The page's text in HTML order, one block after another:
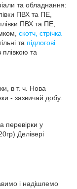
та обладнання:
ПВХ та ПЕ,
ПВХ та ПЕ,
скотч, стрічка
та підлогові
плівкою та
в т. ч. Нова
- зазвичай добу.
перевірки у
Делівері
і надішлемо